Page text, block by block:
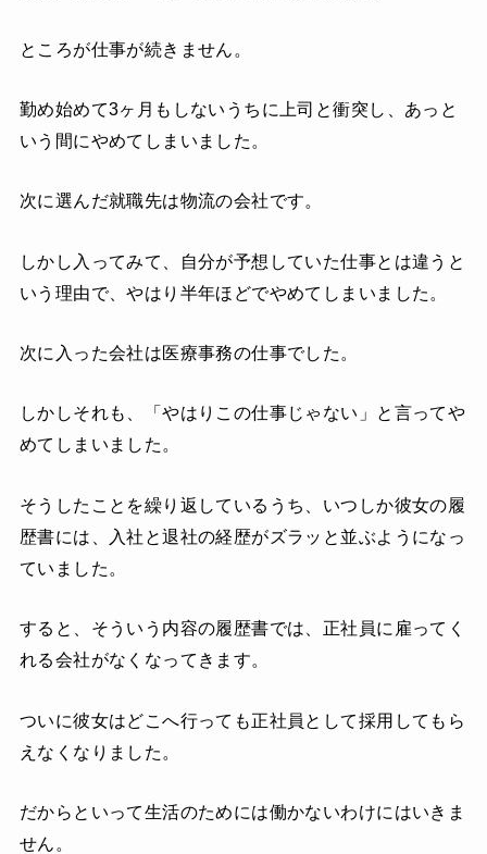
ところが仕事が続きません。
勤め始めて3ヶ月もしないうちに上司と衝突し、あっと
いう間にやめてしまいました。
次に選んだ就職先は物流の会社です。
しかし入ってみて、自分が予想していた仕事とは違うと
いう理由で、やはり半年ほどでやめてしまいました。
次に入った会社は医療事務の仕事でした。
しかしそれも、「やはりこの仕事じゃない」と言ってや
めてしまいました。
そうしたことを繰り返しているうち、いつしか彼女の履
歴書には、入社と退社の経歴がズラッと並ぶようになっ
ていました。
すると、そういう内容の履歴書では、正社員に雇ってく
れる会社がなくなってきます。
ついに彼女はどこへ行っても正社員として採用してもら
えなくなりました。
だからといって生活のためには働かないわけにはいきま
せん。